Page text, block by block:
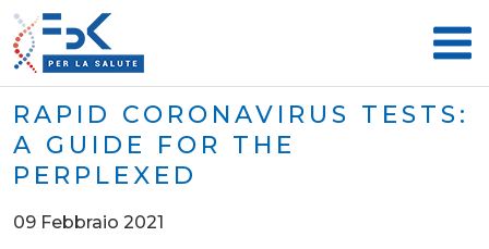
RAPID CORONAVIRUS TESTS:
A GUIDE FOR THE
PERPLEXED
09 Febbraio 2021